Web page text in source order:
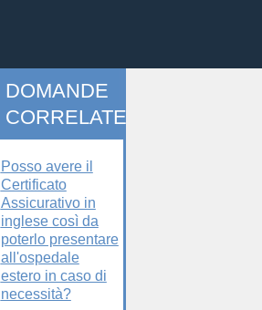
DOMANDE
CORRELATE
Posso avere il
Certificato
Assicurativo in
inglese così da
poterlo presentare
all'ospedale
estero in caso di
necessità?